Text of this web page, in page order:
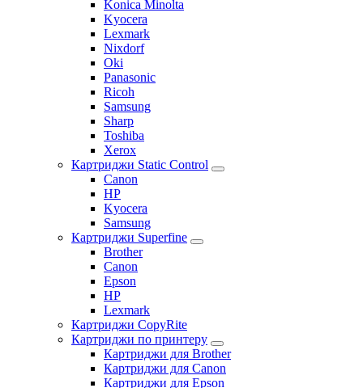
Konica Minolta
Kyocera
Lexmark
Nixdorf
Oki
Panasonic
Ricoh
Samsung
Sharp
Toshiba
Xerox
Картриджи Static Control
Canon
HP
Kyocera
Samsung
Картриджи Superfine
Brother
Canon
Epson
HP
Lexmark
Картриджи CopyRite
Картриджи по принтеру
Картриджи для Brother
Картриджи для Canon
Картриджи для Epson